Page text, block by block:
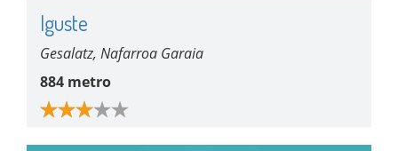
Iguste
Gesalatz, Nafarroa Garaia
884 metro